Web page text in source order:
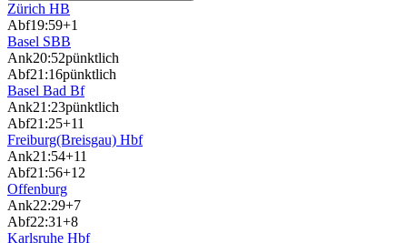
Zürich HB
Abf19:59+1
Basel SBB
Ank20:52pünktlich
Abf21:16pünktlich
Basel Bad Bf
Ank21:23pünktlich
Abf21:25+11
Freiburg(Breisgau) Hbf
Ank21:54+11
Abf21:56+12
Offenburg
Ank22:29+7
Abf22:31+8
Karlsruhe Hbf